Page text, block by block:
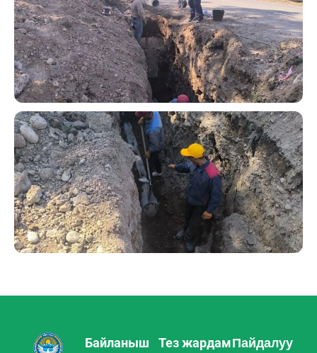
Байланыш
Тез жардамПайдалуу